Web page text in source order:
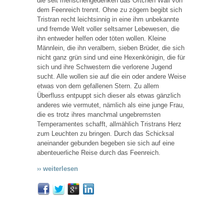
dem Feenreich trennt. Ohne zu zögern begibt sich
Tristran recht leichtsinnig in eine ihm unbekannte
und fremde Welt voller seltsamer Lebewesen, die
ihn entweder helfen oder töten wollen. Kleine
Männlein, die ihn veralbern, sieben Brüder, die sich
nicht ganz grün sind und eine Hexenkönigin, die für
sich und ihre Schwestern die verlorene Jugend
sucht. Alle wollen sie auf die ein oder andere Weise
etwas von dem gefallenen Stern. Zu allem
Überfluss entpuppt sich dieser als etwas gänzlich
anderes wie vermutet, nämlich als eine junge Frau,
die es trotz ihres manchmal ungebremsten
Temperamentes schafft, allmählich Tristrans Herz
zum Leuchten zu bringen. Durch das Schicksal
aneinander gebunden begeben sie sich auf eine
abenteuerliche Reise durch das Feenreich.
›› weiterlesen